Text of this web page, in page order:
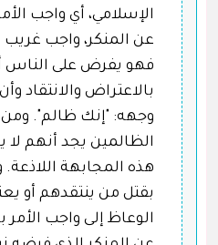
الإسلامي، أي واجب
عن المنكر، واجب غريب
فهو يفرض على الناس
بالاعتراض والانتقاد
وجهه: "إنك ظالم".
الظالمين يجد أنهم
هذه المجابهة اللاذعة.
بقتل من ينتقدهم أو
الوعاظ إلى واجب